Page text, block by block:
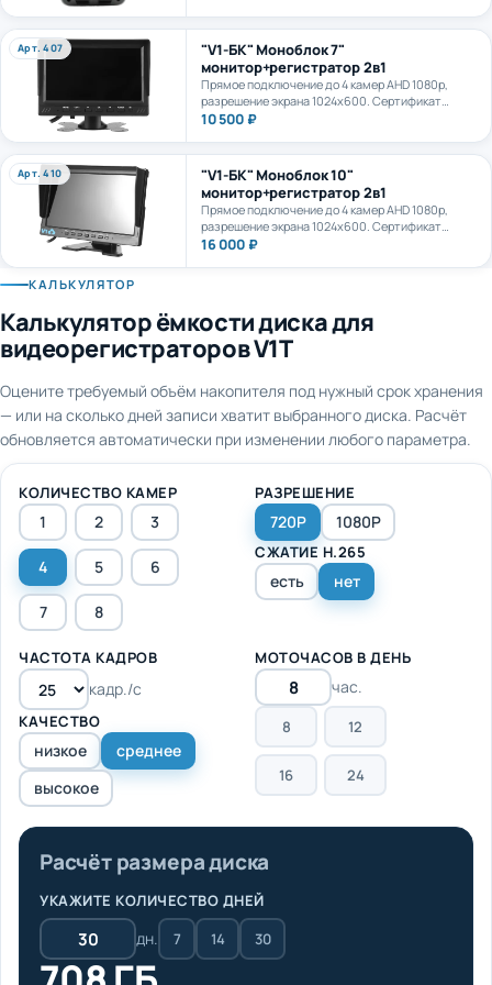
microSD до 1Тб.
Арт. 407
"V1-БК" Моноблок 7"
монитор+регистратор 2в1
Прямое подключение до 4 камер AHD 1080p,
разрешение экрана 1024х600. Сертификат
ПП969.
10 500 ₽
Арт. 410
"V1-БК" Моноблок 10"
монитор+регистратор 2в1
Прямое подключение до 4 камер AHD 1080p,
разрешение экрана 1024х600. Сертификат
ПП969.
16 000 ₽
КАЛЬКУЛЯТОР
Калькулятор ёмкости диска для
видеорегистраторов V1T
— или на сколько дней записи хватит выбранного диска. Расчёт
обновляется автоматически при изменении любого параметра.
1 2 3
4 5 6
7 8
720P 1080P
СЖАТИЕ H.265
есть нет
КАЧЕСТВО
низкое
среднее
высокое
Расчёт размера диска
7 14 30
708 ГБ